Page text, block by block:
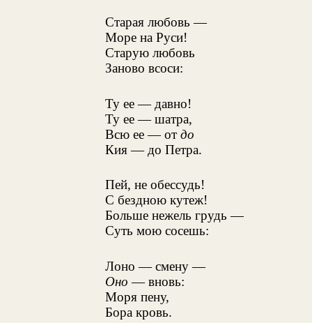
Старая любовь —
Море на Руси!
Старую любовь
Заново всоси:
Ту ее — давно!
Ту ее — шатра,
Всю ее — от до
Кия — до Петра.
Пей, не обессудь!
С бездною кутеж!
Больше нежель грудь —
Суть мою сосешь:
Лоно — смену —
Оно — вновь:
Моря пену,
Бора кровь.